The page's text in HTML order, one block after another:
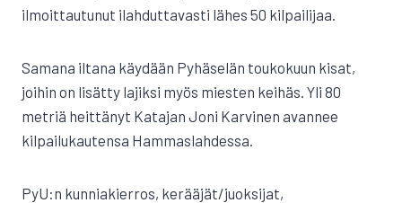
ilmoittautunut ilahduttavasti lähes 50 kilpailijaa.
Samana iltana käydään Pyhäselän toukokuun kisat,
joihin on lisätty lajiksi myös miesten keihäs. Yli 80
metriä heittänyt Katajan Joni Karvinen avannee
kilpailukautensa Hammaslahdessa.
PyU:n kunniakierros, kerääjät/juoksijat,